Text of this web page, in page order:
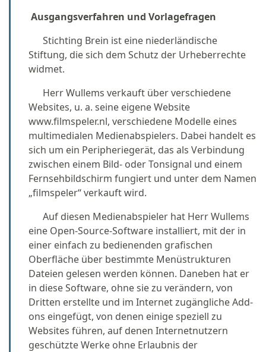
Ausgangsverfahren und Vorlagefragen
Stichting Brein ist eine niederländische
Stiftung, die sich dem Schutz der Urheberrechte
widmet.
Herr Wullems verkauft über verschiedene
Websites, u. a. seine eigene Website
www.filmspeler.nl, verschiedene Modelle eines
multimedialen Medienabspielers. Dabei handelt es
sich um ein Peripheriegerät, das als Verbindung
zwischen einem Bild- oder Tonsignal und einem
Fernsehbildschirm fungiert und unter dem Namen
„filmspeler“ verkauft wird.
Auf diesen Medienabspieler hat Herr Wullems
eine Open-Source-Software installiert, mit der in
einer einfach zu bedienenden grafischen
Oberfläche über bestimmte Menüstrukturen
Dateien gelesen werden können. Daneben hat er
in diese Software, ohne sie zu verändern, von
Dritten erstellte und im Internet zugängliche Add-
ons eingefügt, von denen einige speziell zu
Websites führen, auf denen Internetnutzern
geschützte Werke ohne Erlaubnis der